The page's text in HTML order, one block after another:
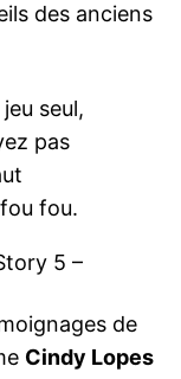
des anciens
seul,
pas
fou.
5 –
de
Cindy Lopes